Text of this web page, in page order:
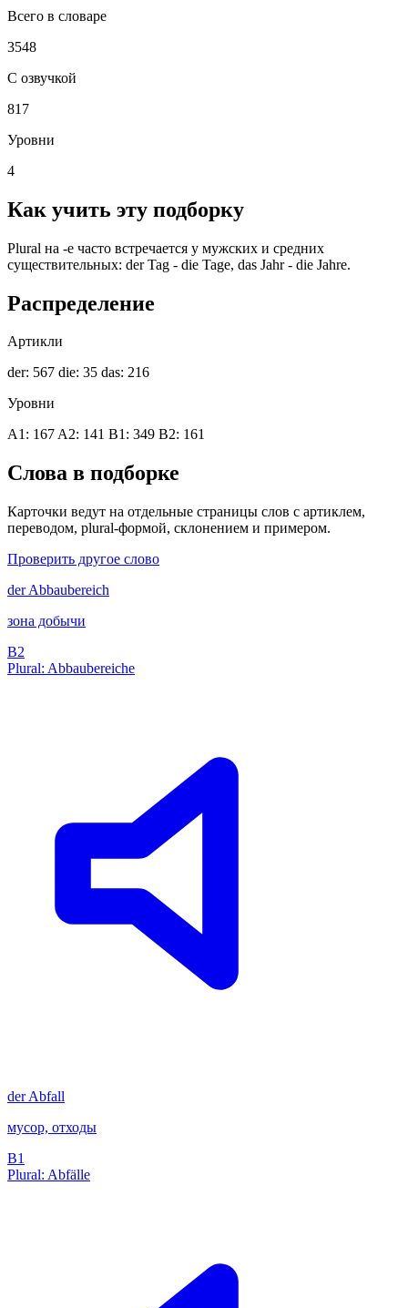
Всего в словаре
3548
С озвучкой
817
Уровни
4
Как учить эту подборку
Plural на -e часто встречается у мужских и средних
существительных: der Tag - die Tage, das Jahr - die Jahre.
Распределение
Артикли
der: 567 die: 35 das: 216
Уровни
A1: 167A2: 141 B1: 349 B2: 161
Слова в подборке
Карточки ведут на отдельные страницы слов с артиклем,
переводом, plural-формой, склонением и примером.
Проверить другое слово
derAbbaubereich
зона добычи
B2
Plural: Abbaubereiche
derAbfall
мусор, отходы
B1
Plural: Abfälle